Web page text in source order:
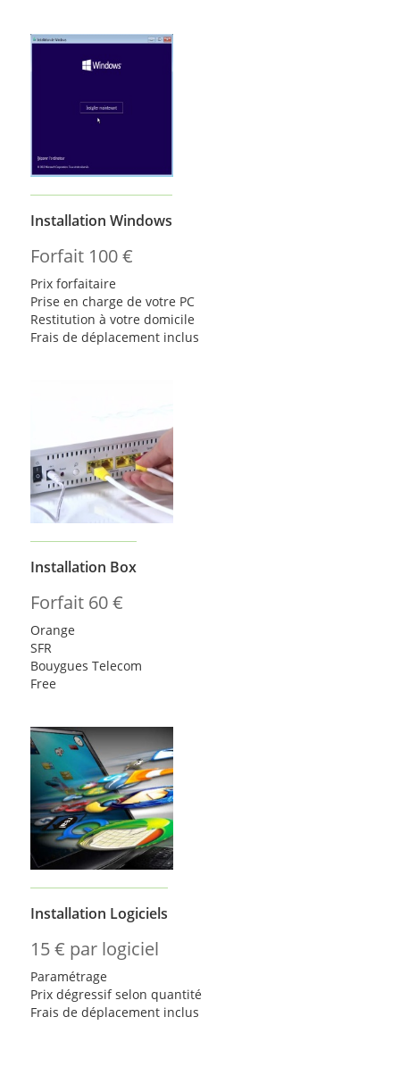
Installation Windows
Forfait 100 €
Prix forfaitaire
Prise en charge de votre PC
Restitution à votre domicile
Frais de déplacement inclus
Installation Box
Forfait 60 €
Orange
SFR
Bouygues Telecom
Free
Installation Logiciels
15 € par logiciel
Paramétrage
Prix dégressif selon quantité
Frais de déplacement inclus